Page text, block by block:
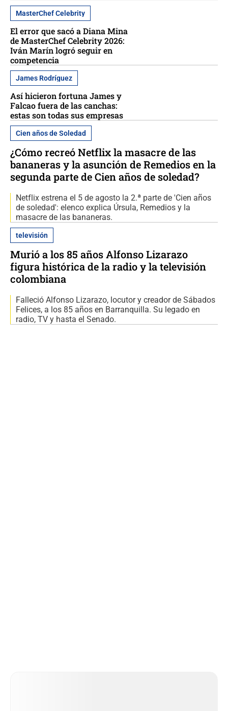
MasterChef Celebrity
El error que sacó a Diana Mina
de MasterChef Celebrity 2026:
Iván Marín logró seguir en
competencia
James Rodríguez
Así hicieron fortuna James y
Falcao fuera de las canchas:
estas son todas sus empresas
Cien años de Soledad
¿Cómo recreó Netflix la masacre de las
bananeras y la asunción de Remedios en la
segunda parte de Cien años de soledad?
Netflix estrena el 5 de agosto la 2.ª parte de 'Cien años
de soledad': elenco explica Úrsula, Remedios y la
masacre de las bananeras.
televisión
Murió a los 85 años Alfonso Lizarazo
figura histórica de la radio y la televisión
colombiana
Falleció Alfonso Lizarazo, locutor y creador de Sábados
Felices, a los 85 años en Barranquilla. Su legado en
radio, TV y hasta el Senado.